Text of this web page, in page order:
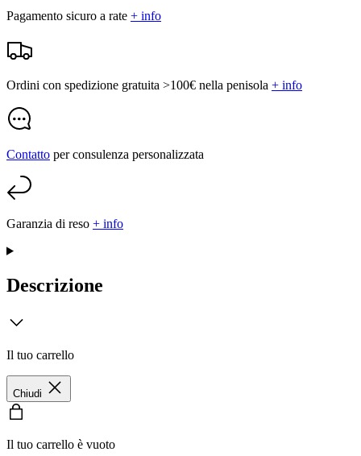
Pagamento sicuro a rate + info
Ordini con spedizione gratuita >100€ nella penisola + info
Contatto per consulenza personalizzata
Garanzia di reso + info
Descrizione
Il tuo carrello
Chiudi
Il tuo carrello è vuoto